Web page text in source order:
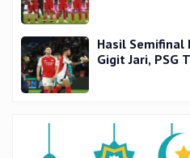
Hasil Semifinal
Gigit Jari, PSG